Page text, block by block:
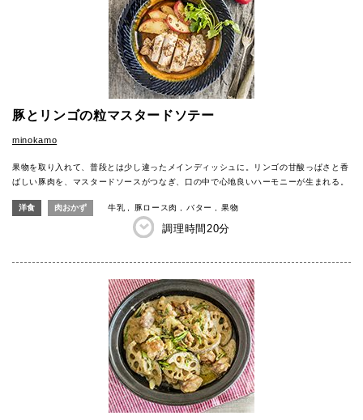
豚とリンゴの粒マスタードソテー
minokamo
果物を取り入れて、普段とは少し違ったメインディッシュに。リンゴの甘酸っぱさと香
ばしい豚肉を、マスタードソースがつなぎ、口の中で心地良いハーモニーが生まれる。
洋食 肉おかず 牛乳 豚ロース肉 バター 果物
調理時間20分